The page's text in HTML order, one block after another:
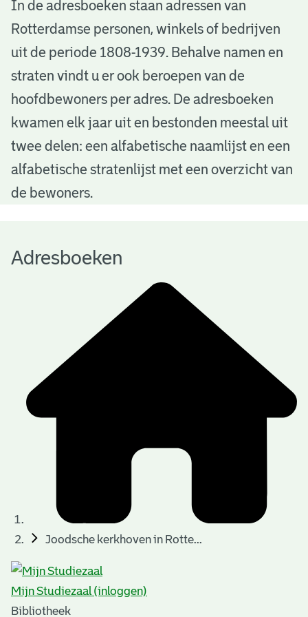
A
d
e
b
o
e
e
In de adresboeken staan adressen van
Rotterdamse personen, winkels of bedrijven
uit de periode 1808-1939. Behalve namen en
straten vindt u er ook beroepen van de
hoofdbewoners per adres. De adresboeken
kwamen elk jaar uit en bestonden meestal uit
twee delen: een alfabetische naamlijst en een
alfabetische stratenlijst met een overzicht van
de bewoners.
Adresboeken
Joodsche kerkhoven in Rotte...
Mijn Studiezaal (inloggen)
Bibliotheek